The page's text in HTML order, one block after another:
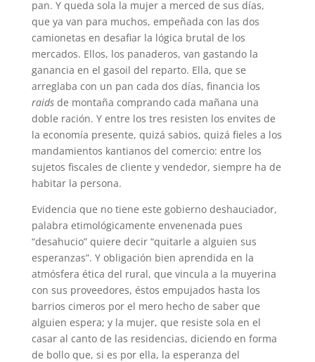
pan. Y queda sola la mujer a merced de sus días,
que ya van para muchos, empeñada con las dos
camionetas en desafiar la lógica brutal de los
mercados. Ellos, los panaderos, van gastando la
ganancia en el gasoil del reparto. Ella, que se
arreglaba con un pan cada dos días, financia los
raidsde montaña comprando cada mañana una
doble ración. Y entre los tres resisten los envites de
la economía presente, quizá sabios, quizá fieles a los
mandamientos kantianos del comercio: entre los
sujetos fiscales de cliente y vendedor, siempre ha de
habitar la persona.
Evidencia que no tiene este gobierno deshauciador,
palabra etimológicamente envenenada pues
“desahucio” quiere decir “quitarle a alguien sus
esperanzas”. Y obligación bien aprendida en la
atmósfera ética del rural, que vincula a la muyerina
con sus proveedores, éstos empujados hasta los
barrios cimeros por el mero hecho de saber que
alguien espera; y la mujer, que resiste sola en el
casar al canto de las residencias, diciendo en forma
de bollo que, si es por ella, la esperanza del